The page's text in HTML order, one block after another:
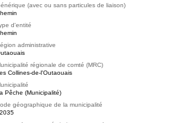
(avec ou sans particules de liaison)
d'entité
administrative
régionale de comté (MRC)
Collines-de-l'Outaouais
Pêche (Municipalité)
géographique de la municipalité